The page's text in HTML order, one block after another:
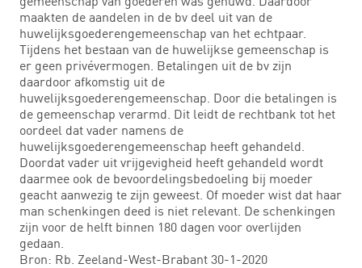
maakten de aandelen in de bv deel uit van de
huwelijksgoederengemeenschap van het echtpaar.
Tijdens het bestaan van de huwelijkse gemeenschap is
er geen privévermogen. Betalingen uit de bv zijn
daardoor afkomstig uit de
huwelijksgoederengemeenschap. Door die betalingen is
de gemeenschap verarmd. Dit leidt de rechtbank tot het
oordeel dat vader namens de
huwelijksgoederengemeenschap heeft gehandeld.
Doordat vader uit vrijgevigheid heeft gehandeld wordt
daarmee ook de bevoordelingsbedoeling bij moeder
geacht aanwezig te zijn geweest. Of moeder wist dat haar
man schenkingen deed is niet relevant. De schenkingen
zijn voor de helft binnen 180 dagen voor overlijden
gedaan.
Bron: Rb. Zeeland-West-Brabant 30-1-2020